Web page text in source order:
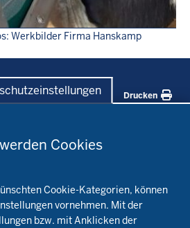
Cookies
Cookie-Kategorien, können
vornehmen. Mit der
bzw. mit Anklicken der
Werkbilder Firma Hanskamp
Drucken